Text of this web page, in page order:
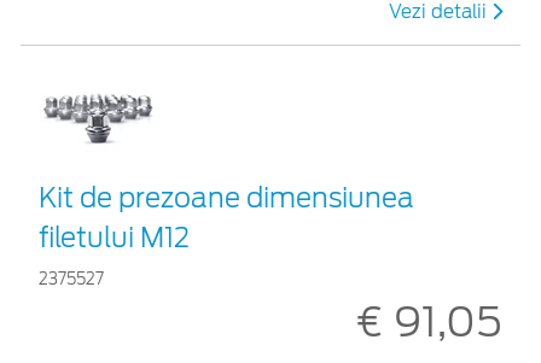
Vezi detalii
Kit de prezoane dimensiunea
filetului M12
2375527
€ 91,05